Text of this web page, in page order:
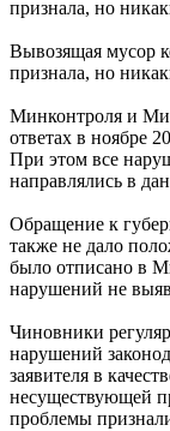
признала, но
Вывозящая мусор
признала, но
Минконтроля и
ответах в ноябре
При этом все
направлялись в
Обращение к
также не дало
было отписано в
нарушений не
Чиновники
нарушений
заявителя в
несуществующей
проблемы